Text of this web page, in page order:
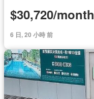
$30,720/month
6 日, 20 小時 前